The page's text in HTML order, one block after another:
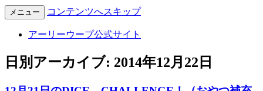
メニュー コンテンツへスキップ
アーリーウープ公式サイト
日別アーカイブ: 2014年12月22日